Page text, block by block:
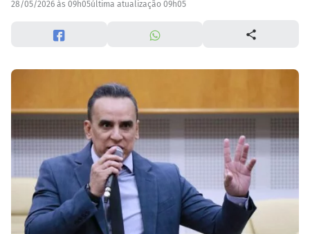
28/05/2026 às 09h05última atualização 09h05